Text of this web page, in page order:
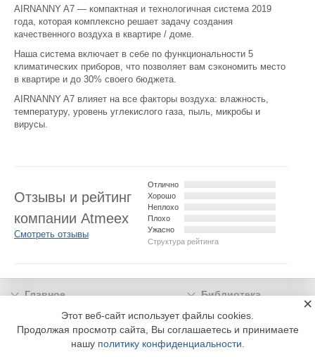
AIRNANNY A7 — компактная и технологичная система 2019
года, которая комплексно решает задачу создания
качественного воздуха в квартире / доме.
Наша система включает в себе по функциональности 5
климатических приборов, что позволяет вам сэкономить место
в квартире и до 30% своего бюджета.
AIRNANNY A7 влияет на все факторы воздуха: влажность,
температуру, уровень углекислого газа, пыль, микробы и
вирусы.
Структура рейтинга
Отлично
Хорошо
Неплохо
Плохо
Ужасно
Отзывы и рейтинг
компании Atmeex
Смотреть отзывы
Главное
Библиотека
Подписка
Реклама
Информация
Этот веб-сайт использует файлы cookies.
Продолжая просмотр сайта, Вы соглашаетесь и принимаете
нашу политику конфиденциальности
×